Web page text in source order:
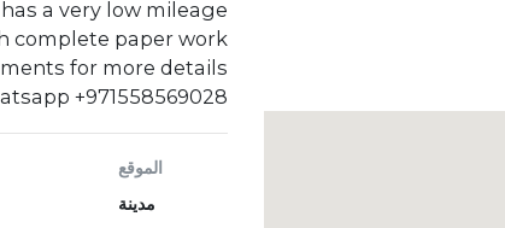
a very low mileage
complete paper work
for more details
+971558569028
الموقع
مدينة